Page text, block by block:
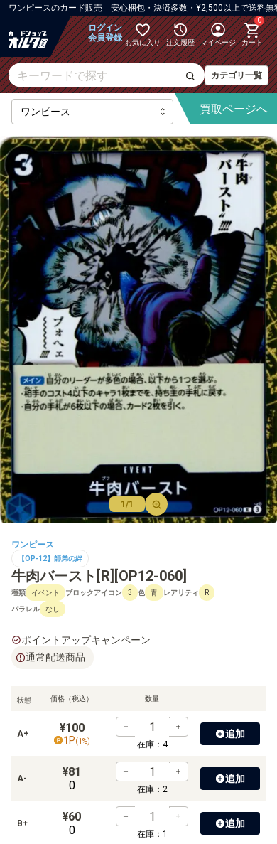
ワンピースのカード販売 安心梱包・決済多数・¥2,500以上で送料無料
ログイン
会員登録 お気に入り 注文履歴 マイページ
0
カート
カテゴリ一覧
【OP-16】決戦の刻
【OP-15】神の島の冒険
【OP-14】蒼海の七傑
【OP-13】受け継がれる意志
【PRB-02】ONE PIECE CARD THE BEST vol.2
【OP-12】師弟の絆
【OP-11】神速の拳
【OP-10】王族の血統
【OP-09】新たなる皇帝
【OP-08】二つの伝説
【OP-07】500年後の未来
【OP-06】双璧の覇者
【OP-05】新時代の主役
【OP-04】謀略の王国
【OP-03】強大な敵
【OP-02】頂上決戦
【EB-04】EGGHEAD CRISIS
【EB-02】Anime 25th collection
【EB-01】メモリアルコレクション
買取ページへ
1/1
ワンピース
【OP-12】師弟の絆
牛肉バースト[R][OP12-060]
種類 イベント ブロックアイコン 3 色 青 レアリティ R
パラレル なし
ポイントアップキャンペーン
通常配送商品
状態 価格（税込） 数量
A+ ¥100
1 P(1%) 在庫： 4
追加
A-
¥81
0
在庫： 2
追加
B+
¥60
0
在庫： 1
追加